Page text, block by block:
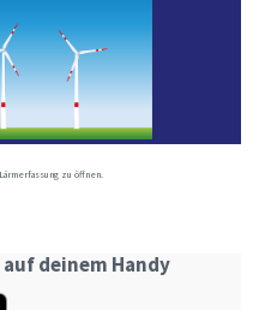
zu öffnen.
deinem Handy